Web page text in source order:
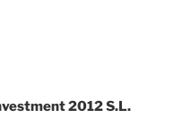
2012 S.L.